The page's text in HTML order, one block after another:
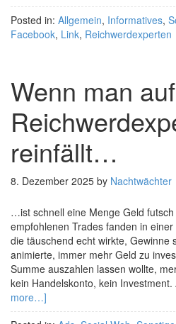
Posted in: Allgemein, Informatives,
Facebook, Link, Reichwerdexperten
Wenn man auf
reinfällt…
8. Dezember 2025 by Nachtwächter
…ist schnell eine Menge Geld
empfohlenen Trades fanden in
die täuschend echt wirkte, Gewinne
animierte, immer mehr Geld zu
Summe auszahlen lassen wollte,
kein Handelskonto, kein
more…]